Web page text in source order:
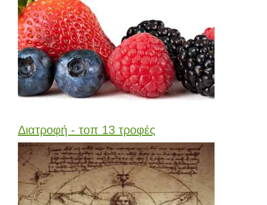
Διατροφή - τοπ 13 τροφές